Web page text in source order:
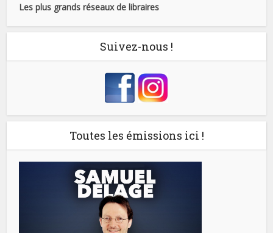
Les plus grands réseaux de libraires
Suivez-nous !
Toutes les émissions ici !